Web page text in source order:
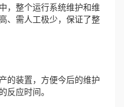
整个运行系统维护和维
、需人工极少，保证了整
装置，方便今后的维护
反应时间。